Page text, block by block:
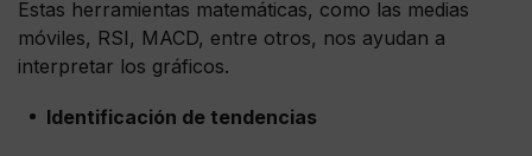
Estas herramientas matemáticas, como las medias
móviles, RSI, MACD, entre otros, nos ayudan a
interpretar los gráficos.
Identificación de tendencias